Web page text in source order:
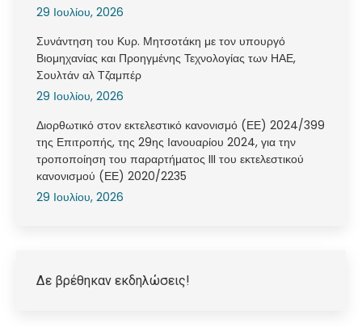
29 Ιουλίου, 2026
Συνάντηση του Κυρ. Μητσοτάκη με τον υπουργό
Βιομηχανίας και Προηγμένης Τεχνολογίας των ΗΑΕ,
Σουλτάν αλ Τζαμπέρ
29 Ιουλίου, 2026
Διορθωτικό στον εκτελεστικό κανονισμό (ΕΕ) 2024/399
της Επιτροπής, της 29ης Ιανουαρίου 2024, για την
τροποποίηση του παραρτήματος III του εκτελεστικού
κανονισμού (ΕΕ) 2020/2235
29 Ιουλίου, 2026
Δε βρέθηκαν εκδηλώσεις!